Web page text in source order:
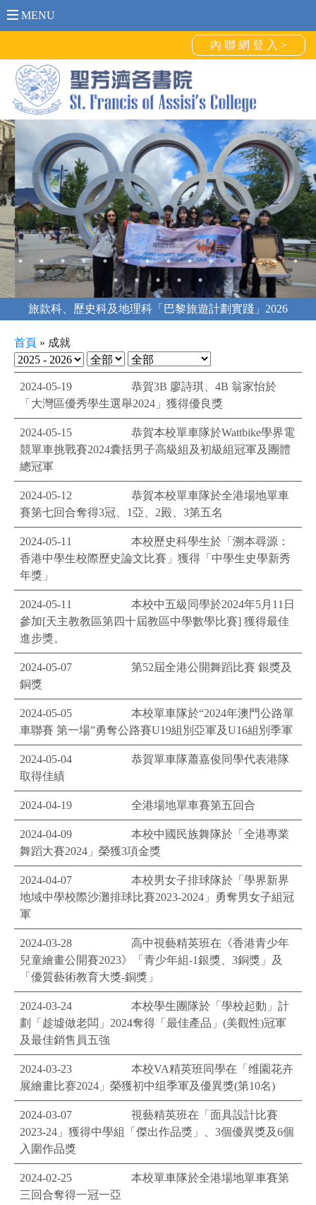
MENU
內 聯 網 登 入 >
Canada Study Tour 2026
首頁 » 成就
2024-05-19
恭賀3B 廖詩琪、4B 翁家怡於
「大灣區優秀學生選舉2024」獲得優良獎
2024-05-15
恭賀本校單車隊於Wattbike學界電
競單車挑戰賽2024囊括男子高級組及初級組冠軍及團體
總冠軍
2024-05-12
恭賀本校單車隊於全港場地單車
賽第七回合奪得3冠、1亞、2殿、3第五名
2024-05-11
本校歷史科學生於「溯本尋源：
香港中學生校際歷史論文比賽」獲得「中學生史學新秀
年獎」
2024-05-11
本校中五級同學於2024年5月11日
參加[天主教教區第四十屆教區中學數學比賽] 獲得最佳
進步獎。
2024-05-07
第52屆全港公開舞蹈比賽 銀獎及
銅獎
2024-05-05
本校單車隊於“2024年澳門公路單
車聯賽 第一場”勇奪公路賽U19組別亞軍及U16組別季軍
2024-05-04
恭賀單車隊蕭嘉俊同學代表港隊
取得佳績
2024-04-19 全港場地單車賽第五回合
2024-04-09
本校中國民族舞隊於「全港專業
舞蹈大賽2024」榮獲3項金獎
2024-04-07
本校男女子排球隊於「學界新界
地域中學校際沙灘排球比賽2023-2024」勇奪男女子組冠
軍
2024-03-28
高中視藝精英班在《香港青少年
兒童繪畫公開賽2023》「青少年組-1銀獎、3銅獎」及
「優質藝術教育大獎-銅獎」
2024-03-24
本校學生團隊於「學校起動」計
劃「趁墟做老闆」2024奪得「最佳產品」(美觀性)冠軍
及最佳銷售員五強
2024-03-23
本校VA精英班同學在「维園花卉
展繪畫比赛2024」榮獲初中组季軍及優異獎(第10名)
2024-03-07
視藝精英班在「面具設計比賽
2023-24」獲得中學組「傑出作品獎」、3個優異獎及6個
入圍作品獎
2024-02-25
本校單車隊於全港場地單車賽第
三回合奪得一冠一亞